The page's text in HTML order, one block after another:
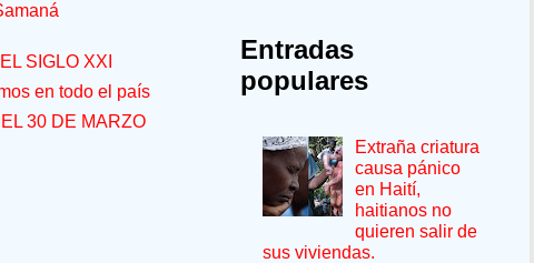
SIGLO XXI
en todo el país
30 DE MARZO
Entradas
populares
Extraña criatura
causa pánico
en Haití,
haitianos no
quieren salir de
sus viviendas.